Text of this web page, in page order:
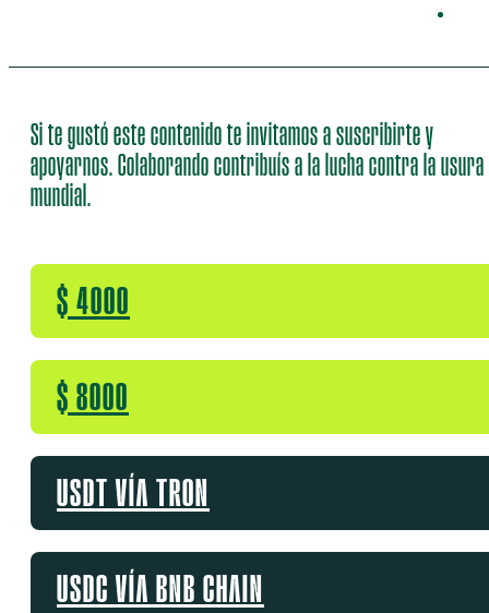
Si te gustó este contenido te invitamos a suscribirte y
apoyarnos. Colaborando contribuís a la lucha contra la usura
mundial.
$ 4000
$ 8000
USDT VÍA TRON
USDC VÍA BNB CHAIN